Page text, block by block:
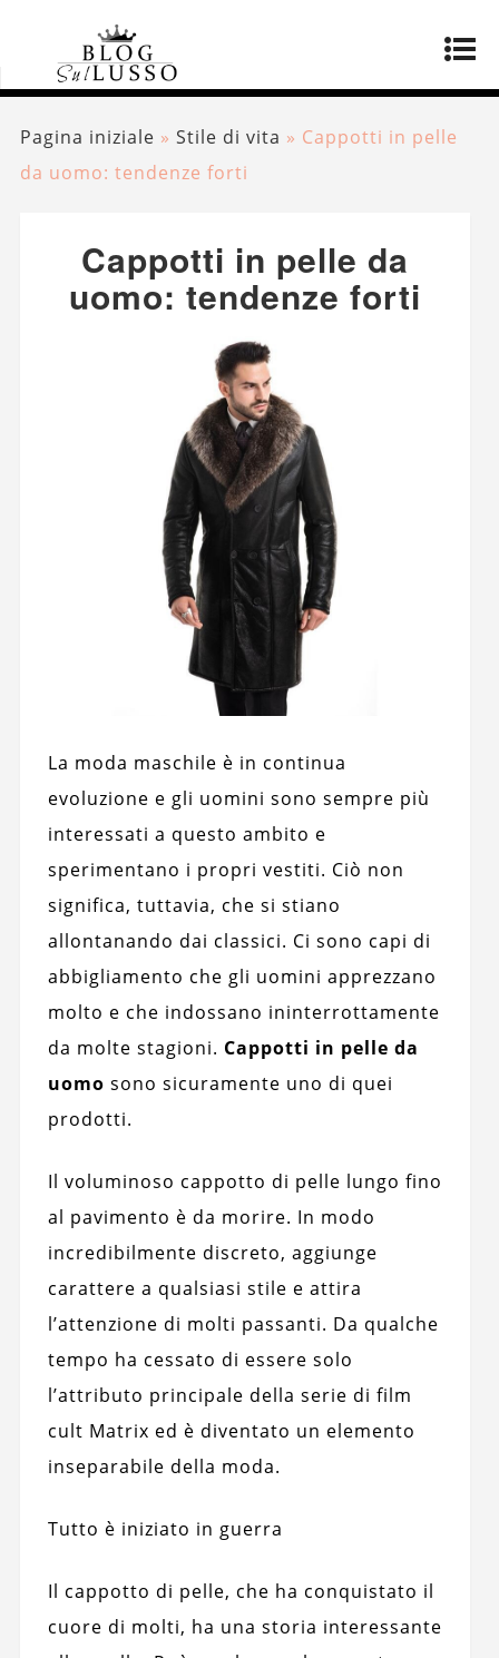
Pagina iniziale » Stile di vita » Cappotti in pelle
da uomo: tendenze forti
Cappotti in pelle da
uomo: tendenze forti
La moda maschile è in continua
evoluzione e gli uomini sono sempre più
interessati a questo ambito e
sperimentano i propri vestiti. Ciò non
significa, tuttavia, che si stiano
allontanando dai classici. Ci sono capi di
abbigliamento che gli uomini apprezzano
molto e che indossano ininterrottamente
da molte stagioni. Cappotti in pelle da
uomo sono sicuramente uno di quei
prodotti.
Il voluminoso cappotto di pelle lungo fino
al pavimento è da morire. In modo
incredibilmente discreto, aggiunge
carattere a qualsiasi stile e attira
l’attenzione di molti passanti. Da qualche
tempo ha cessato di essere solo
l’attributo principale della serie di film
cult Matrix ed è diventato un elemento
inseparabile della moda.
Tutto è iniziato in guerra
Il cappotto di pelle, che ha conquistato il
cuore di molti, ha una storia interessante